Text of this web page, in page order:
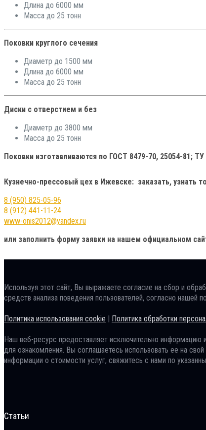
Длина до 6000 мм
Масса до 25 тонн
Поковки круглого сечения
Диаметр до 1500 мм
Длина до 6000 мм
Масса до 25 тонн
Диски с отверстием и без
Диаметр до 3800 мм
Масса до 25 тонн
Поковки изготавливаются по ГОСТ 8479-70, 25054-81;
Кузнечно-прессовый цех в Ижевске: заказать,
8 (950) 825-05-96
8 (912) 441-11-24
www-onis2012@yandex.ru
или заполнить форму заявки на нашем официальном
Используя этот сайт, Вы выражаете согласие на сбор и
средств анализа поведения пользователей, согласно нашей
Политика использования cookie | Политика обработки
Наш веб-ресурс предоставляет исключительно информацию
для ознакомления. Вы соглашаетесь использовать ее на
информации о стоимости услуг, свяжитесь с нами по
Статьи